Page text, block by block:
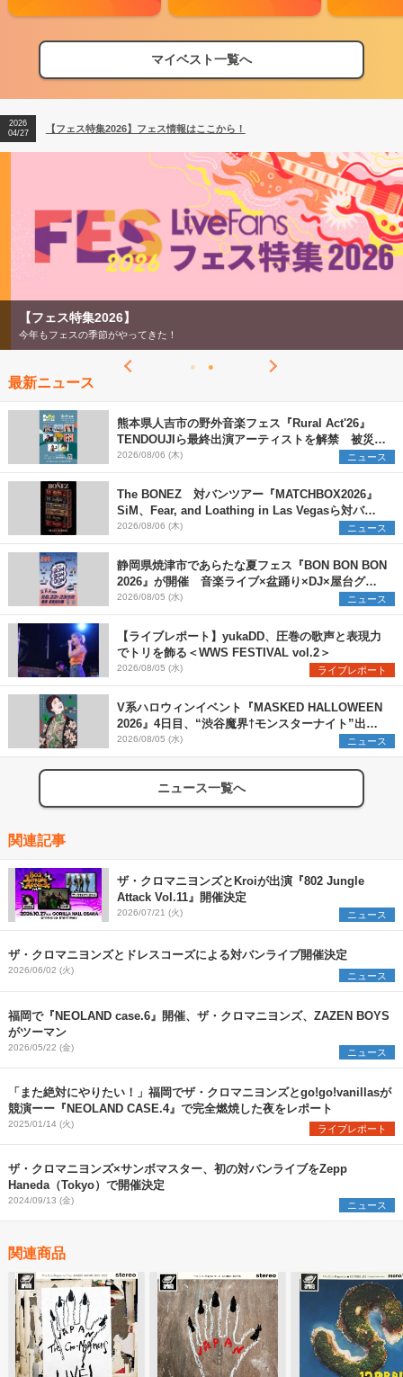
マイベスト一覧へ
【フェス特集2026】フェス情報はここから！
【ライブ動員ランキング】2026年上半期編発表！
2026
04/27
【フェス特集2026】フェス情報はここから！
2026
【ライブ動員ランキング】2026年上半期編発表！
【フェス特集2026】
今年もフェスの季節がやってきた！
最新ニュース
熊本県人吉市の野外音楽フェス『Rural Act'26』
TENDOUJIら最終出演アーティストを解禁 被災地
支援プロジェクトの始動も発表
2026/08/06 (木) ニュース
The BONEZ 対バンツアー『MATCHBOX2026』
SiM、Fear, and Loathing in Las Vegasら対バン
アーティストを一斉解禁
2026/08/06 (木) ニュース
静岡県焼津市であらたな夏フェス『BON BON BON
2026』が開催 音楽ライブ×盆踊り×DJ×屋台グル
メ×ランタンナイトで彩る2日間
2026/08/05 (水) ニュース
【ライブレポート】yukaDD、圧巻の歌声と表現力
でトリを飾る＜WWS FESTIVAL vol.2＞
2026/08/05 (水) ライブレポート
V系ハロウィンイベント『MASKED HALLOWEEN
2026』4日目、“渋谷魔界†モンスターナイト”出演6
組を発表
2026/08/05 (水) ニュース
ニュース一覧へ
関連記事
ザ・クロマニヨンズとKroiが出演『802 Jungle
Attack Vol.11』開催決定
2026/07/21 (火) ニュース
ザ・クロマニヨンズとドレスコーズによる対バンライブ開催決定
2026/06/02 (火) ニュース
福岡で『NEOLAND case.6』開催、ザ・クロマニヨンズ、ZAZEN BOYS
がツーマン
2026/05/22 (金) ニュース
「また絶対にやりたい！」福岡でザ・クロマニヨンズとgo!go!vanillasが
競演ーー『NEOLAND CASE.4』で完全燃焼した夜をレポート
2025/01/14 (火) ライブレポート
ザ・クロマニヨンズ×サンボマスター、初の対バンライブをZepp
Haneda（Tokyo）で開催決定
2024/09/13 (金) ニュース
関連商品